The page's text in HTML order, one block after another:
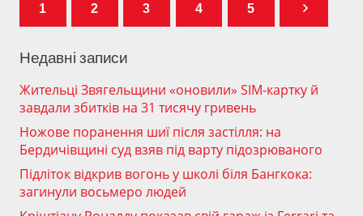
1 2 3 4 5
Недавні записи
Жительці Звягельщини «оновили» SIM-картку й
завдали збитків на 31 тисячу гривень
Ножове поранення шиї після застілля: на
Бердичівщині суд взяв під варту підозрюваного
Підліток відкрив вогонь у школі біля Бангкока:
загинули восьмеро людей